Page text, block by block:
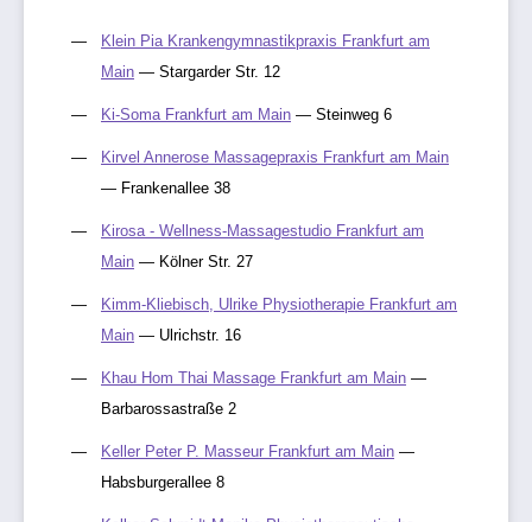
Klein Pia Krankengymnastikpraxis Frankfurt am
Main — Stargarder Str. 12
Ki-Soma Frankfurt am Main — Steinweg 6
Kirvel Annerose Massagepraxis Frankfurt am Main
— Frankenallee 38
Kirosa - Wellness-Massagestudio Frankfurt am
Main — Kölner Str. 27
Kimm-Kliebisch, Ulrike Physiotherapie Frankfurt am
Main — Ulrichstr. 16
Khau Hom Thai Massage Frankfurt am Main —
Barbarossastraße 2
Keller Peter P. Masseur Frankfurt am Main —
Habsburgerallee 8